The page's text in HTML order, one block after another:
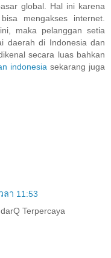
global. Hal ini karena
mengakses internet.
maka pelanggan setia
daerah di Indonesia dan
secara luas bahkan
indonesia sekarang juga
ลา 11:53
Terpercaya